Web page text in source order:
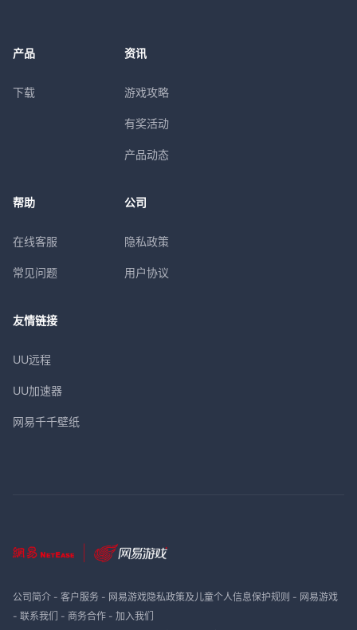
产品
下载
资讯
游戏攻略
有奖活动
产品动态
帮助
在线客服
常见问题
公司
隐私政策
用户协议
友情链接
UU远程
UU加速器
网易千千壁纸
公司简介- 客户服务- 网易游戏隐私政策及儿童个人信息保护规则 - 网易游戏
- 联系我们 - 商务合作- 加入我们